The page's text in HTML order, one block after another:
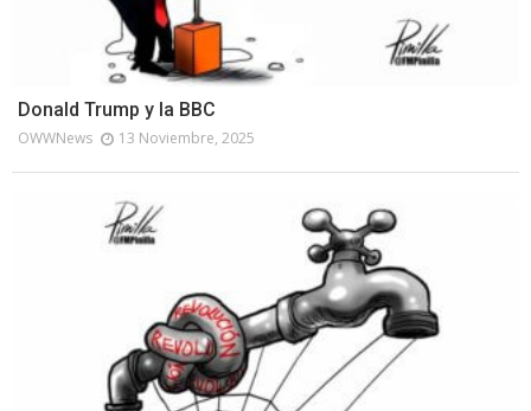
Donald Trump y la BBC
OWWNews 13 Noviembre, 2025